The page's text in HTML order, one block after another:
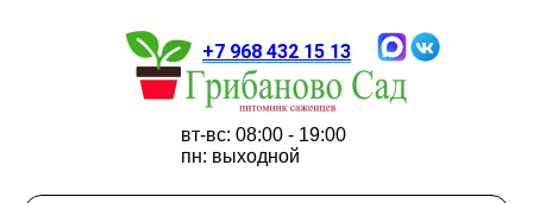
+7 968 432 15 13
вт-вс: 08:00 - 19:00
пн: выходной